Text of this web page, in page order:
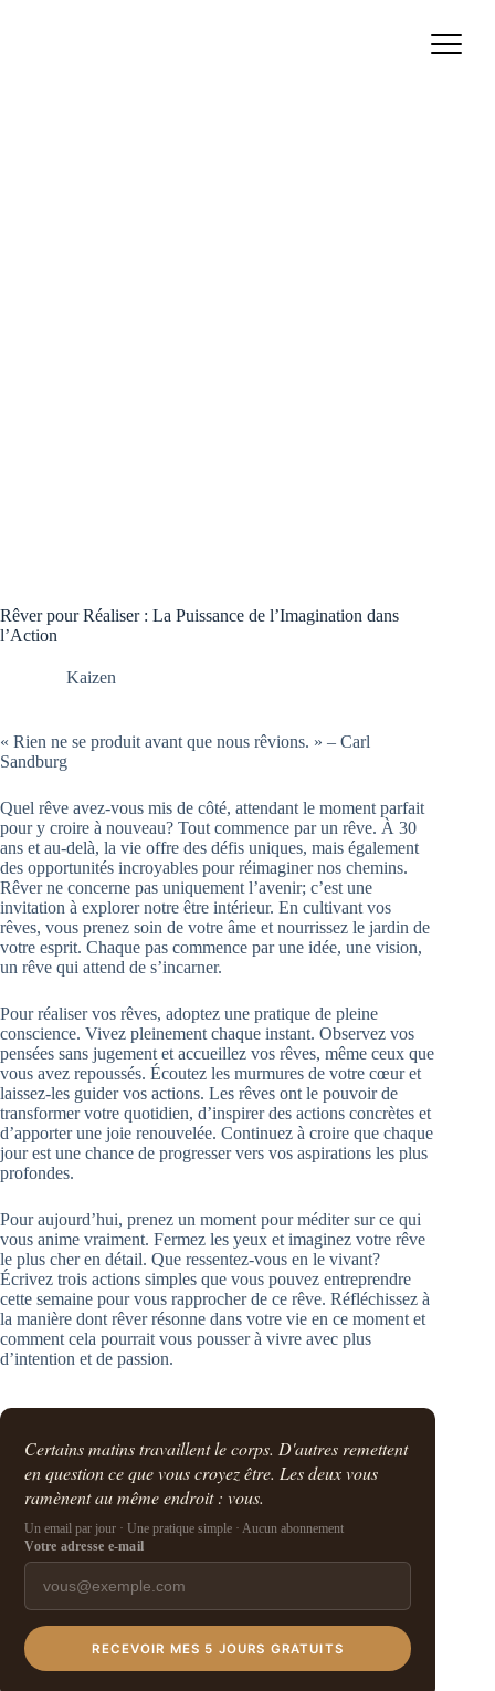
Rêver pour Réaliser : La Puissance de l’Imagination dans
l’Action
Kaizen
« Rien ne se produit avant que nous rêvions. » – Carl
Sandburg
Quel rêve avez-vous mis de côté, attendant le moment parfait
pour y croire à nouveau? Tout commence par un rêve. À 30
ans et au-delà, la vie offre des défis uniques, mais également
des opportunités incroyables pour réimaginer nos chemins.
Rêver ne concerne pas uniquement l’avenir; c’est une
invitation à explorer notre être intérieur. En cultivant vos
rêves, vous prenez soin de votre âme et nourrissez le jardin de
votre esprit. Chaque pas commence par une idée, une vision,
un rêve qui attend de s’incarner.
Pour réaliser vos rêves, adoptez une pratique de pleine
conscience. Vivez pleinement chaque instant. Observez vos
pensées sans jugement et accueillez vos rêves, même ceux que
vous avez repoussés. Écoutez les murmures de votre cœur et
laissez-les guider vos actions. Les rêves ont le pouvoir de
transformer votre quotidien, d’inspirer des actions concrètes et
d’apporter une joie renouvelée. Continuez à croire que chaque
jour est une chance de progresser vers vos aspirations les plus
profondes.
Pour aujourd’hui, prenez un moment pour méditer sur ce qui
vous anime vraiment. Fermez les yeux et imaginez votre rêve
le plus cher en détail. Que ressentez-vous en le vivant?
Écrivez trois actions simples que vous pouvez entreprendre
cette semaine pour vous rapprocher de ce rêve. Réfléchissez à
la manière dont rêver résonne dans votre vie en ce moment et
comment cela pourrait vous pousser à vivre avec plus
d’intention et de passion.
Certains matins travaillent le corps. D'autres remettent
en question ce que vous croyez être. Les deux vous
ramènent au même endroit : vous.
Un email par jour · Une pratique simple · Aucun abonnement
Votre adresse e-mail
RECEVOIR MES 5 JOURS GRATUITS